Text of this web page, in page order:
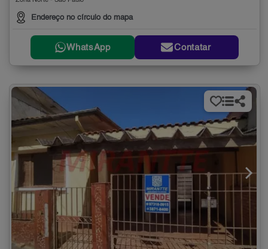
Endereço no círculo do mapa
WhatsApp Contatar